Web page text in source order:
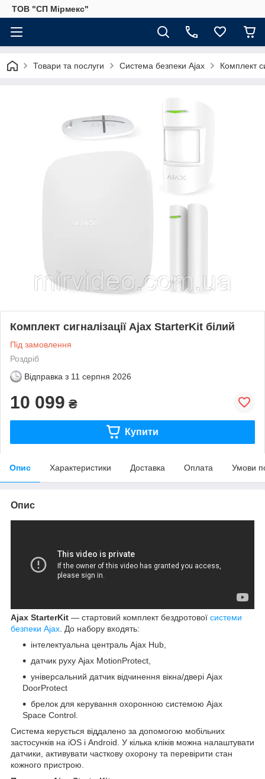
ТОВ "СП Мірмекс"
Товари та послуги Система безпеки Ajax Комплект
Комплект сигналізації Ajax StarterKit білий
Під замовлення
Роздріб
Відправка з 11 серпня 2026
10 099 ₴
Купити
Опис Характеристики Доставка Оплата Умови
Опис
Ajax StarterKit — стартовий комплект бездротової системи
безпеки Ajax . До набору входять:
інтелектуальна централь Ajax Hub,
датчик руху Ajax MotionProtect,
універсальний датчик відчинення вікна/двері Ajax
DoorProtect
брелок для керування охоронною системою Ajax
Space Control.
Система керується віддалено за допомогою мобільних
застосунків на iOS і Android. У кілька кліків можна налаштувати
датчики, активувати часткову охорону та перевірити стан
кожного пристрою.